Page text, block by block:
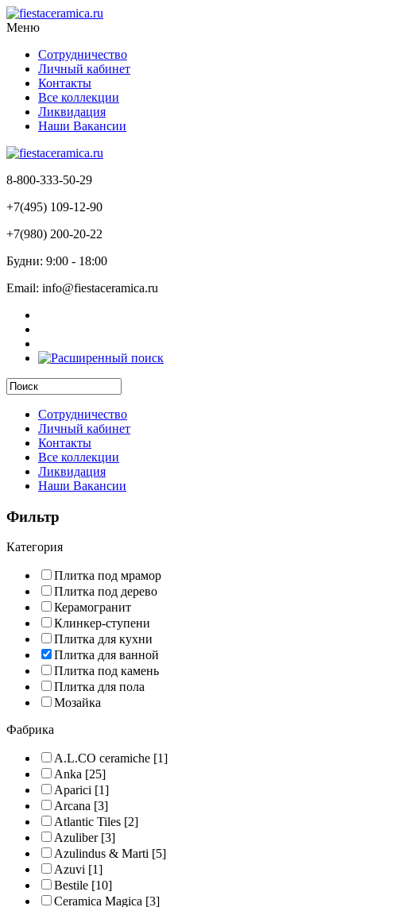
Меню
Сотрудничество
Личный кабинет
Контакты
Все коллекции
Ликвидация
Наши Вакансии
8-800-333-50-29
+7(495) 109-12-90
+7(980) 200-20-22
Будни: 9:00 - 18:00
Email: info@fiestaceramica.ru
Сотрудничество
Личный кабинет
Контакты
Все коллекции
Ликвидация
Наши Вакансии
Фильтр
Категория
Плитка под мрамор
Плитка под дерево
Керамогранит
Клинкер-ступени
Плитка для кухни
Плитка для ванной
Плитка под камень
Плитка для пола
Мозайка
Фабрика
A.L.CO ceramiche [1]
Anka [25]
Aparici [1]
Arcana [3]
Atlantic Tiles [2]
Azuliber[3]
Azulindus & Marti [5]
Azuvi [1]
Bestile [10]
Ceramica Magica [3]